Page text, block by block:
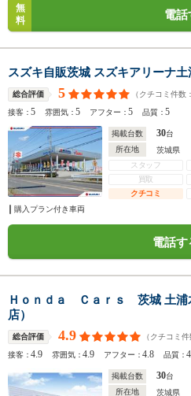
無
料
電話
スズキ自販茨城 スズキアリーナ土
総合評価 5 （クチコミ件数：
接客：5 雰囲気：5 アフター：5 品質：5
掲載台数 30台
所在地
茨城県
スタッフ
買取
クチコミ
購入プラン付き車両
電話す
Ｈｏｎｄａ Ｃａｒｓ 茨城 土浦
店）
総合評価 4.9 （クチコミ件
接客：4.9 雰囲気：4.9 アフター：4.8 品質：
掲載台数 30台
所在地
茨城県